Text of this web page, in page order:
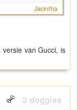
Jacintha
van Gucci, is
3 doggies